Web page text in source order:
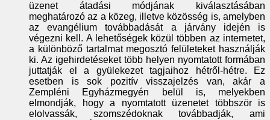
üzenet átadási módjának kiválasztásában
meghatározó az a közeg, illetve közösség is, amelyben
az evangélium továbbadását a járvány idején is
végezni kell. A lehetőségek közül többen az internetet,
a különböző tartalmat megosztó felületeket használják
ki. Az igehirdetéseket több helyen nyomtatott formában
juttatják el a gyülekezet tagjaihoz
hétről-hétre. Ez
esetben is sok pozitív visszajelzés van, akár a
Zempléni Egyházmegyén belül is, melyekben
elmondják, hogy a nyomtatott üzenetet többször is
elolvassák, szomszédoknak továbbadják, ami